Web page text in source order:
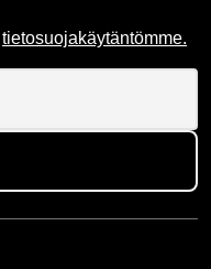
tietosuojakäytäntömme.